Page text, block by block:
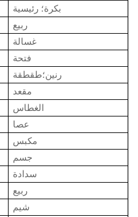
بكرة؛ رئيسية
ربيع
غسالة
فتحة
رنين؛طقطقة
مقعد
الغطاس
عصا
مكبس
جسم
سدادة
ربيع
شيم